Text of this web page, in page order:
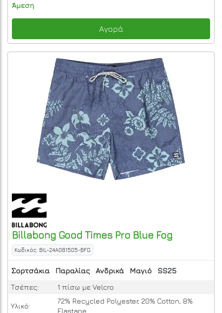
Άμεση
Αγορά
Billabong Good Times Pro Blue Fog
Κωδικός: BIL-24A081505-BFG
Σορτσάκια Παραλίας Ανδρικά Μαγιό
SS25
Τσέπες:
1 πίσω με Velcro
Υλικό:
72% Recycled Polyester, 20% Cotton, 8%
Elastane